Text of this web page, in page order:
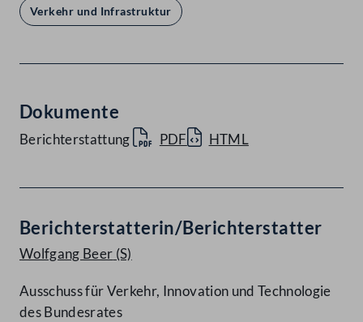
Verkehr und Infrastruktur
Dokumente
Berichterstattung PDF HTML
Berichterstatterin/Berichterstatter
Wolfgang Beer (S)
Ausschuss für Verkehr, Innovation und Technologie
des Bundesrates